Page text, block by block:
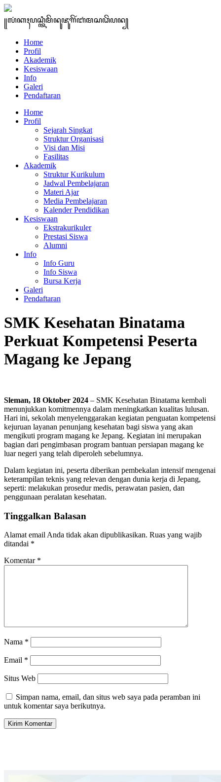
꧋ꦭꦁꦏꦃꦥꦱ꧀ꦠꦶꦩꦼꦤꦸꦗꦸꦒꦼꦂꦧꦁꦩꦱꦣꦼꦥꦤ꧀
Home
Profil
Akademik
Kesiswaan
Info
Galeri
Pendaftaran
Home
Profil
Sejarah Singkat
Struktur Organisasi
Visi dan Misi
Fasilitas
Akademik
Struktur Kurikulum
Jadwal Pembelajaran
Materi Ajar
Media Pembelajaran
Kalender Pendidikan
Kesiswaan
Ekstrakurikuler
Prestasi Siswa
Alumni
Info
Info Guru
Info Siswa
Bursa Kerja
Galeri
Pendaftaran
SMK Kesehatan Binatama
Perkuat Kompetensi Peserta
Magang ke Jepang
Sleman, 18 Oktober 2024 – SMK Kesehatan Binatama kembali
menunjukkan komitmennya dalam meningkatkan kualitas lulusan.
Hari ini, sekolah menyelenggarakan kegiatan penguatan kompetensi
kejuruan layanan penunjang kesehatan bagi siswa yang akan
mengikuti program magang ke Jepang. Kegiatan ini merupakan
bagian dari pengimbasan program bantuan persiapan magang ke
luar negeri yang telah diperoleh sebelumnya.
Dalam kegiatan ini, peserta diberikan pembekalan intensif mengenai
keterampilan teknis yang relevan dengan dunia kerja di Jepang,
seperti: melakukan prosedur medis, perawatan pasien, dan
penggunaan peralatan kesehatan.
Tinggalkan Balasan
Alamat email Anda tidak akan dipublikasikan. Ruas yang wajib
ditandai *
Komentar *
Nama *
Email *
Situs Web
Simpan nama, email, dan situs web saya pada peramban ini
untuk komentar saya berikutnya.